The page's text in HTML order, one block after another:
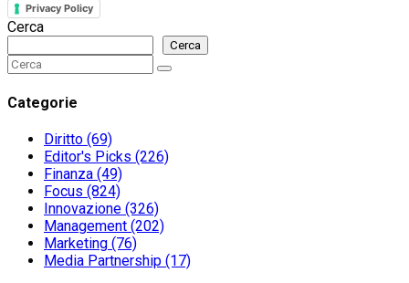
Privacy Policy
Cerca
Cerca
Search
Search
Categorie
Diritto (69)
Editor's Picks (226)
Finanza (49)
Focus (824)
Innovazione (326)
Management (202)
Marketing (76)
Media Partnership (17)